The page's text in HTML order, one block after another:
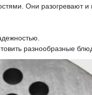
Они разогревают и
разнообразные